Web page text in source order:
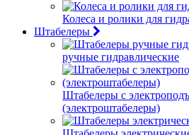
Колеса и ролики для
Штабелеры
ручные гидравлические
Штабелеры с
(электроштабелеры)